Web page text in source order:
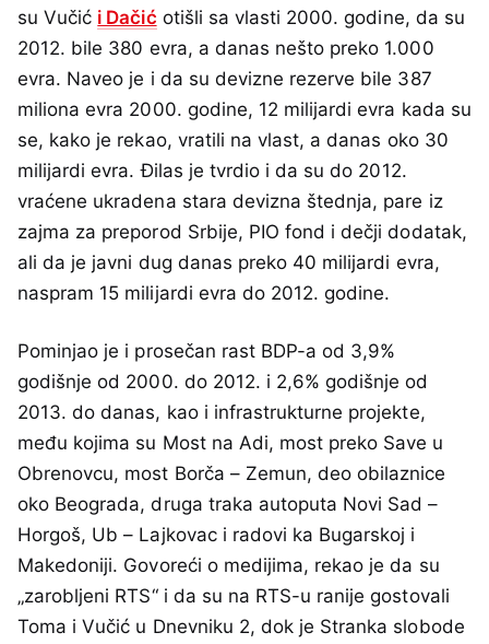
su Vučić i Dačić otišli sa vlasti 2000. godine, da su
2012. bile 380 evra, a danas nešto preko 1.000
evra. Naveo je i da su devizne rezerve bile 387
miliona evra 2000. godine, 12 milijardi evra kada su
se, kako je rekao, vratili na vlast, a danas oko 30
milijardi evra. Đilas je tvrdio i da su do 2012.
vraćene ukradena stara devizna štednja, pare iz
zajma za preporod Srbije, PIO fond i dečji dodatak,
ali da je javni dug danas preko 40 milijardi evra,
naspram 15 milijardi evra do 2012. godine.
Pominjao je i prosečan rast BDP-a od 3,9%
godišnje od 2000. do 2012. i 2,6% godišnje od
2013. do danas, kao i infrastrukturne projekte,
među kojima su Most na Adi, most preko Save u
Obrenovcu, most Borča – Zemun, deo obilaznice
oko Beograda, druga traka autoputa Novi Sad –
Horgoš, Ub – Lajkovac i radovi ka Bugarskoj i
Makedoniji. Govoreći o medijima, rekao je da su
„zarobljeni RTS“ i da su na RTS-u ranije gostovali
Toma i Vučić u Dnevniku 2, dok je Stranka slobode